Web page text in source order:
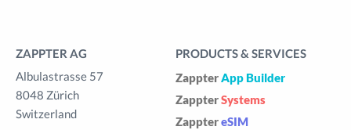
ZAPPTER AG
Albulastrasse 57
8048 Zürich
Switzerland
PRODUCTS & SERVICES
ZappterApp Builder
ZappterSystems
ZapptereSIM